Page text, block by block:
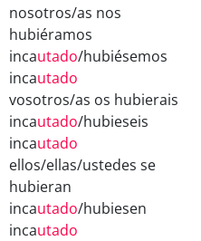
nosotros/as nos
hubiéramos
incautado/hubiésemos
incautado
vosotros/as os hubierais
incautado/hubieseis
incautado
ellos/ellas/ustedes se
hubieran
incautado/hubiesen
incautado